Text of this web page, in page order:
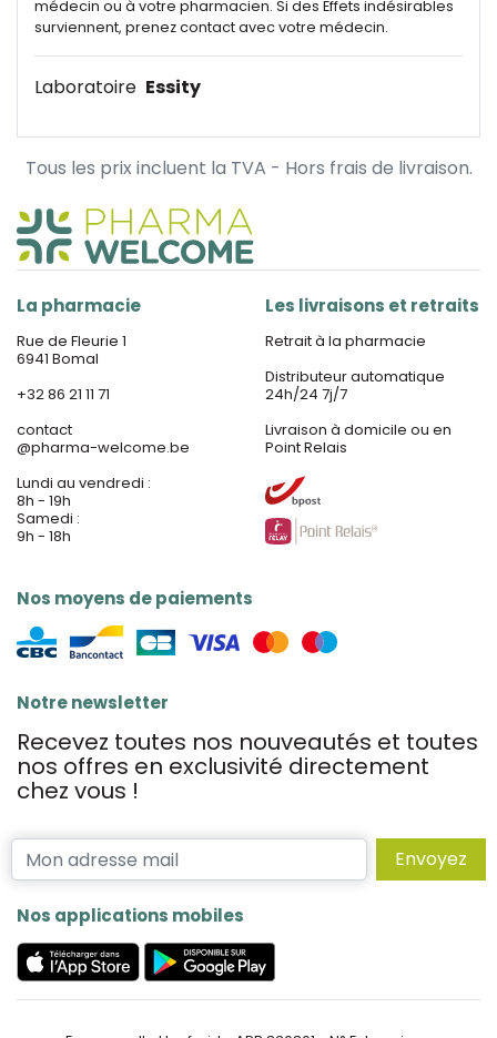
médecin ou à votre pharmacien. Si des Effets indésirables
surviennent, prenez contact avec votre médecin.
Laboratoire Essity
Tous les prix incluent la TVA - Hors frais de livraison.
La pharmacie
Rue de Fleurie 1
6941 Bomal
+32 86 21 11 71
contact
@pharma-welcome.be
Lundi au vendredi :
8h - 19h
Samedi :
9h - 18h
Nos moyens de paiements
Les livraisons et retraits
Retrait à la pharmacie
Distributeur automatique
24h/24 7j/7
Livraison à domicile ou en
Point Relais
Notre newsletter
Recevez toutes nos nouveautés et toutes
nos offres en exclusivité directement
chez vous !
Envoyez
Nos applications mobiles